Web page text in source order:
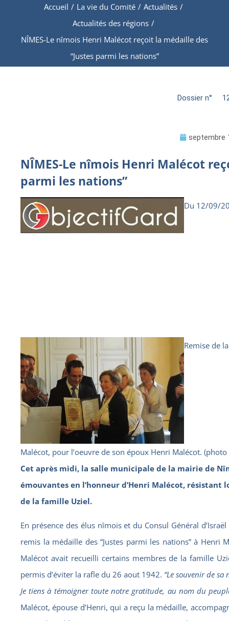
Accueil / La vie du Comité / Actualités /
Actualités des régions /
NÎMES-Le nîmois Henri Malécot reçoit la médaille des
“Justes parmi les nations”
Dossier n°
septembre
NÎMES-Le nîmois Henri Malécot
parmi les nations”
Du 12/09/
Remise de
Malécot, pour l’oeuvre de son époux Henri Malécot.
Cet après midi, la salle municipale de la mairie de
émouvantes en l’honneur d’Henri Malécot, résistant
de la famille Uziel.
En présence des élus nîmois et du Consul Général
remis la médaille des “Justes parmi les nations” à
Malécot avait recueilli certains membres de la famille
permis d’éviter la rafle du 26 aout 1942. “Le souvenir de
Je tiens à témoigner toute notre gratitude, au nom du
Malécot, épouse d’Henri, qui a reçu la médaille,